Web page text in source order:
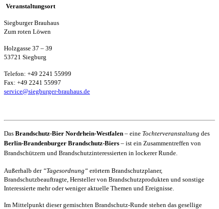
Veranstaltungsort
Siegburger Brauhaus
Zum roten Löwen
Holzgasse 37 – 39
53721 Siegburg
Telefon: +49 2241 55999
Fax: +49 2241 55997
service@siegburger-brauhaus.de
Das Brandschutz-Bier Nordrhein-Westfalen – eine Tochterveranstaltung des
Berlin-Brandenburger Brandschutz-Biers – ist ein Zusammentreffen von
Brandschützern und Brandschutzinteressierten in lockerer Runde.
Außerhalb der “Tagesordnung“ erörtern Brandschutzplaner,
Brandschutzbeauftragte, Hersteller von Brandschutzprodukten und sonstige
Interessierte mehr oder weniger aktuelle Themen und Ereignisse.
Im Mittelpunkt dieser gemischten Brandschutz-Runde stehen das gesellige